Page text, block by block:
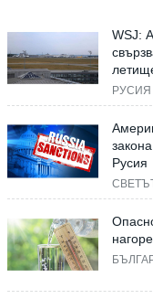
WSJ:
РУСИЯ
Русия